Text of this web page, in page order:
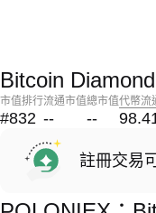
Bitcoin
市值排行
#832
流通市值
--
總市值
--
代幣流
註冊交易